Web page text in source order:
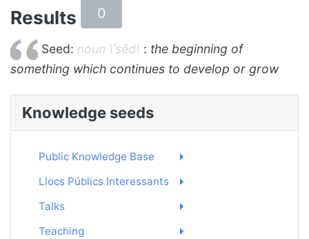
Results 0
Seed: noun \ˈsēd\ : the beginning of
something which continues to develop or grow
Knowledge seeds
Public Knowledge Base
Llocs Públics Interessants
Talks
Teaching